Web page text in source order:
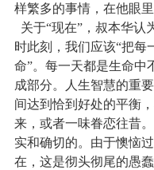
样繁多的事情，在他眼里
关于“现在”，叔本华认
时此刻，我们应该“把每
命”。每一天都是生命中
成部分。人生智慧的重
间达到恰到好处的平衡
来，或者一味眷恋往昔
实和确切的。由于懊恼
在，这是彻头彻尾的愚蠢